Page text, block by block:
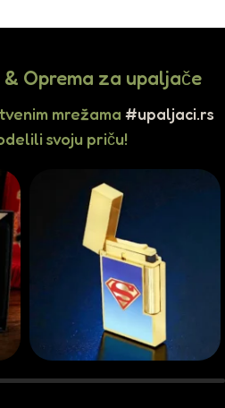
& Oprema za upaljače
mrežama #upaljaci.rs
svoju priču!